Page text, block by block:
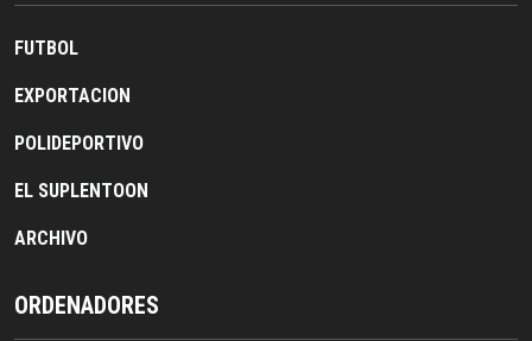
FUTBOL
EXPORTACION
POLIDEPORTIVO
EL SUPLENTOON
ARCHIVO
ORDENADORES